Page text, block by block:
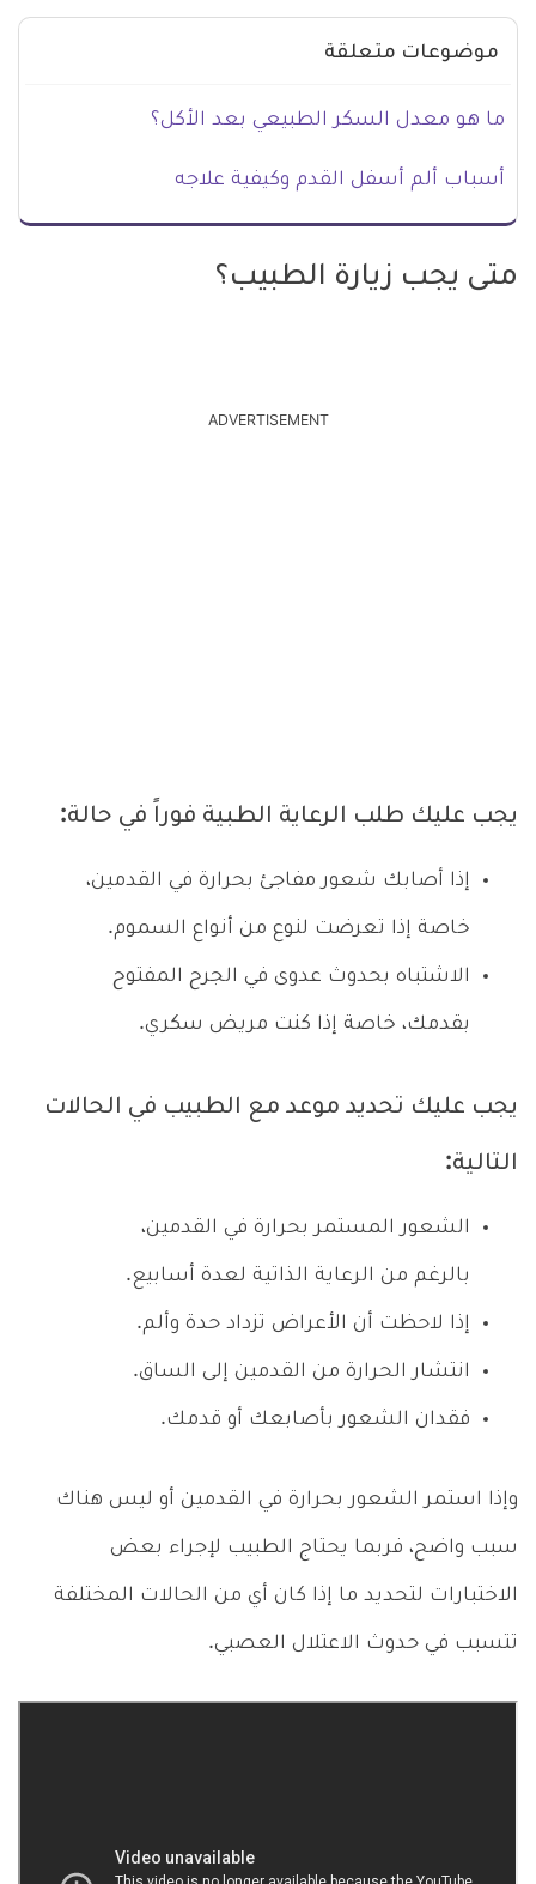
موضوعات متعلقة
ما هو معدل السكر الطبيعي بعد الأكل؟
أسباب ألم أسفل القدم وكيفية علاجه
متى يجب زيارة الطبيب؟
ADVERTISEMENT
يجب عليك طلب الرعاية الطبية فوراً في حالة:
إذا أصابك شعور مفاجئ بحرارة في القدمين،
خاصة إذا تعرضت لنوع من أنواع السموم.
الاشتباه بحدوث عدوى في الجرح المفتوح
بقدمك، خاصة إذا كنت مريض سكري.
يجب عليك تحديد موعد مع الطبيب في الحالات
التالية:
الشعور المستمر بحرارة في القدمين،
بالرغم من الرعاية الذاتية لعدة أسابيع.
إذا لاحظت أن الأعراض تزداد حدة وألم.
انتشار الحرارة من القدمين إلى الساق.
فقدان الشعور بأصابعك أو قدمك.
وإذا استمر الشعور بحرارة في القدمين أو ليس هناك
سبب واضح، فربما يحتاج الطبيب لإجراء بعض
الاختبارات لتحديد ما إذا كان أي من الحالات المختلفة
تتسبب في حدوث الاعتلال العصبي.